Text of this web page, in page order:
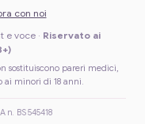
con noi
e voce · Riservato ai
sostituiscono pareri medici,
ai minori di 18 anni.
n. BS 545418